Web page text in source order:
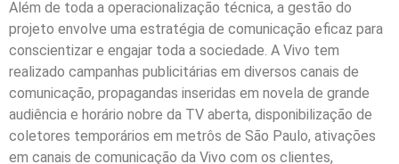
Além de toda a operacionalização técnica, a gestão do
projeto envolve uma estratégia de comunicação eficaz para
conscientizar e engajar toda a sociedade. A Vivo tem
realizado campanhas publicitárias em diversos canais de
comunicação, propagandas inseridas em novela de grande
audiência e horário nobre da TV aberta, disponibilização de
coletores temporários em metrôs de São Paulo, ativações
em canais de comunicação da Vivo com os clientes,